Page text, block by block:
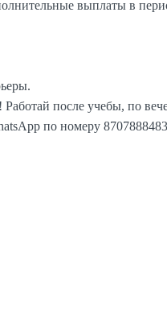
выплаты в
после учебы, по
по номеру